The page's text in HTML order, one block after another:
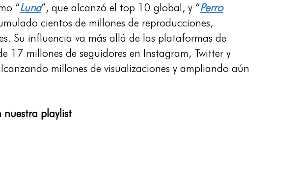
“Luna”, que alcanzó el top 10 global, y “Perro
cientos de millones de reproducciones,
Su influencia va más allá de las plataformas de
17 millones de seguidores en Instagram, Twitter y
millones de visualizaciones y ampliando aún
nuestra playlist